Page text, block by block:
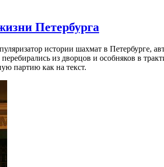
Петербурга
истории шахмат в Петербурге,
из дворцов и особняков в
партию как на текст.